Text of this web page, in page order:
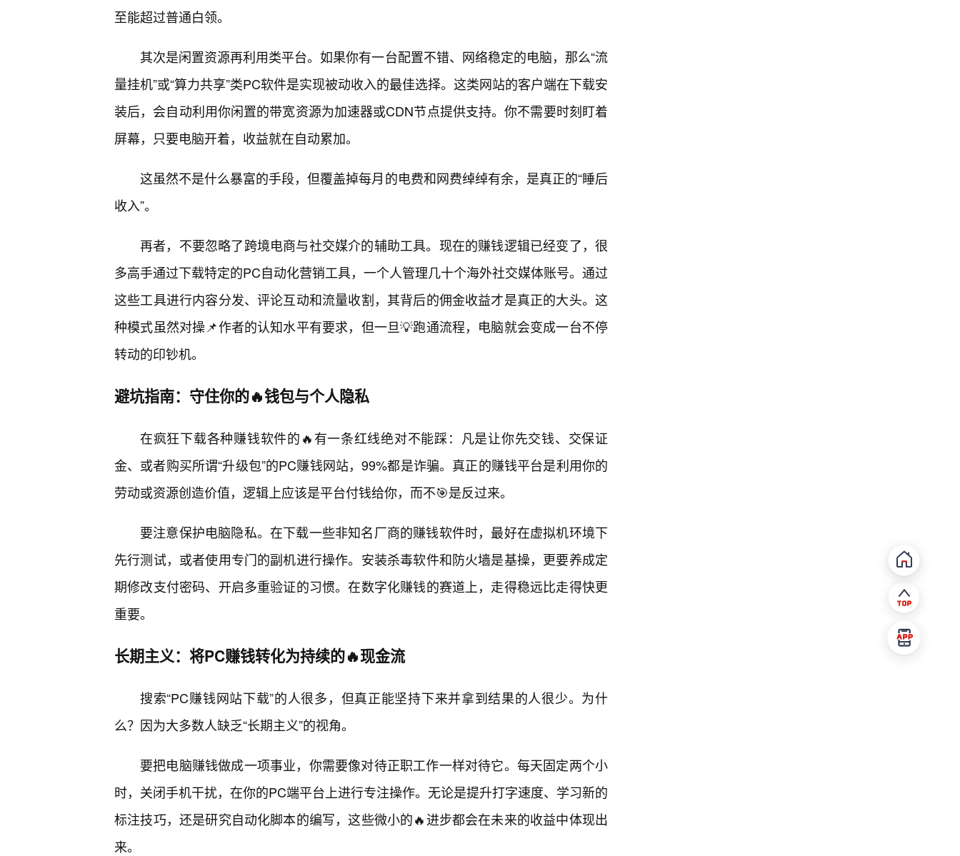
至能超过普通白领。
其次是闲置资源再利用类平台。如果你有一台配置不错、网络稳定的电脑，那么“流
量挂机”或“算力共享”类PC软件是实现被动收入的最佳选择。这类网站的客户端在下载安
装后，会自动利用你闲置的带宽资源为加速器或CDN节点提供支持。你不需要时刻盯着
屏幕，只要电脑开着，收益就在自动累加。
这虽然不是什么暴富的手段，但覆盖掉每月的电费和网费绰绰有余，是真正的“睡后
收入”。
再者，不要忽略了跨境电商与社交媒介的辅助工具。现在的赚钱逻辑已经变了，很
多高手通过下载特定的PC自动化营销工具，一个人管理几十个海外社交媒体账号。通过
这些工具进行内容分发、评论互动和流量收割，其背后的佣金收益才是真正的大头。这
种模式虽然对操📌作者的认知水平有要求，但一旦💡跑通流程，电脑就会变成一台不停
转动的印钞机。
避坑指南：守住你的🔥钱包与个人隐私
在疯狂下载各种赚钱软件的🔥有一条红线绝对不能踩：凡是让你先交钱、交保证
金、或者购买所谓“升级包”的PC赚钱网站，99%都是诈骗。真正的赚钱平台是利用你的
劳动或资源创造价值，逻辑上应该是平台付钱给你，而不🎯是反过来。
要注意保护电脑隐私。在下载一些非知名厂商的赚钱软件时，最好在虚拟机环境下
先行测试，或者使用专门的副机进行操作。安装杀毒软件和防火墙是基操，更要养成定
期修改支付密码、开启多重验证的习惯。在数字化赚钱的赛道上，走得稳远比走得快更
重要。
长期主义：将PC赚钱转化为持续的🔥现金流
搜索“PC赚钱网站下载”的人很多，但真正能坚持下来并拿到结果的人很少。为什
么？因为大多数人缺乏“长期主义”的视角。
要把电脑赚钱做成一项事业，你需要像对待正职工作一样对待它。每天固定两个小
时，关闭手机干扰，在你的PC端平台上进行专注操作。无论是提升打字速度、学习新的
标注技巧，还是研究自动化脚本的编写，这些微小的🔥进步都会在未来的收益中体现出
来。